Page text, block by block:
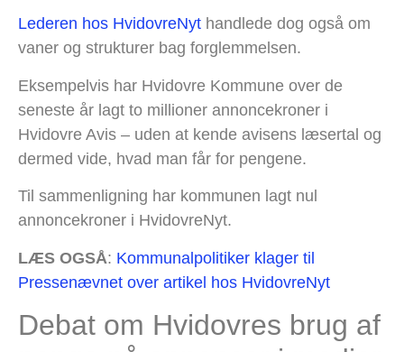
Lederen hos HvidovreNyt handlede dog også om
vaner og strukturer bag forglemmelsen.
Eksempelvis har Hvidovre Kommune over de
seneste år lagt to millioner annoncekroner i
Hvidovre Avis – uden at kende avisens læsertal og
dermed vide, hvad man får for pengene.
Til sammenligning har kommunen lagt nul
annoncekroner i HvidovreNyt.
LÆS OGSÅ: Kommunalpolitiker klager til
Pressenævnet over artikel hos HvidovreNyt
Debat om Hvidovres brug af